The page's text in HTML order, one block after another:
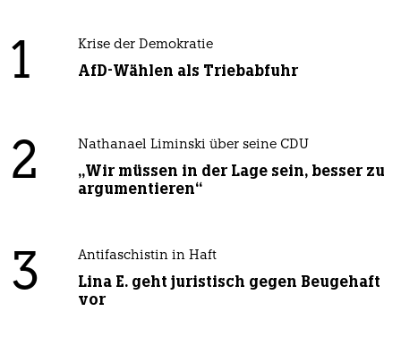
1 Krise der Demokratie
AfD-Wählen als Triebabfuhr
2 Nathanael Liminski über seine CDU
„Wir müssen in der Lage sein, besser zu
argumentieren“
3 Antifaschistin in Haft
Lina E. geht juristisch gegen Beugehaft
vor